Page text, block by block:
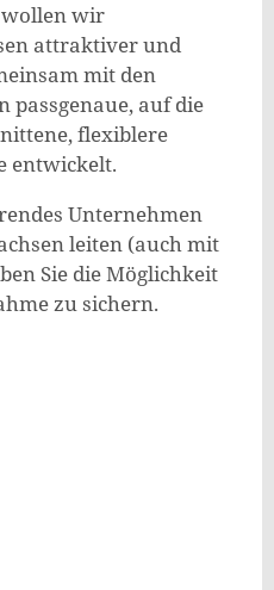
wollen wir
attraktiver und
mit den
auf die
flexiblere
entwickelt.
Unternehmen
leiten (auch mit
Sie die Möglichkeit
zu sichern.